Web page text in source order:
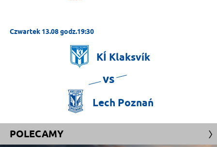
Czwartek 13.08 godz.19:30
KÍ Klaksvík
vs
Lech Poznań
POLECAMY